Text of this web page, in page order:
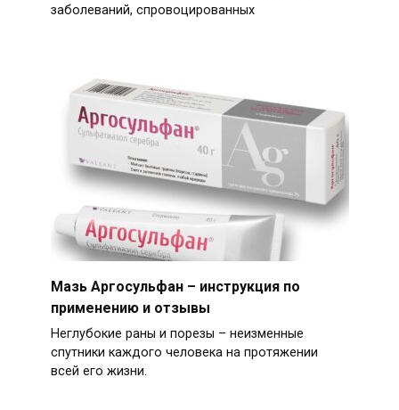
заболеваний, спровоцированных
Мазь Аргосульфан – инструкция по
применению и отзывы
Неглубокие раны и порезы – неизменные
спутники каждого человека на протяжении
всей его жизни.